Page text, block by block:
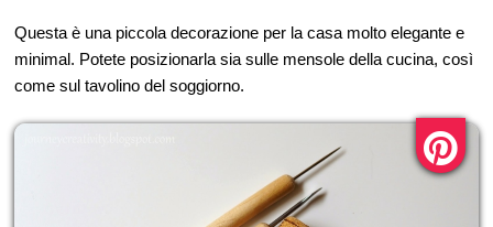
Questa è una piccola decorazione per la casa molto elegante e
minimal. Potete posizionarla sia sulle mensole della cucina, così
come sul tavolino del soggiorno.